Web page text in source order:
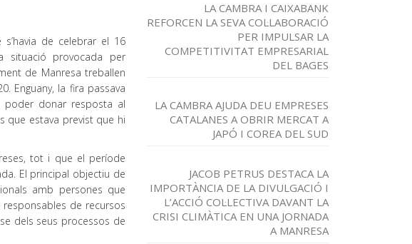
de celebrar el 16
situació provocada per
de Manresa treballen
Enguany, la fira passava
poder donar resposta al
que estava previst que hi
tot i que el període
El principal objectiu de
amb persones que
de recursos
dels seus processos de
LA CAMBRA I CAIXABANK
REFORCEN LA SEVA COL·LABORACIÓ
PER IMPULSAR LA
COMPETITIVITAT EMPRESARIAL
DEL BAGES
LA CAMBRA AJUDA DEU EMPRESES
CATALANES A OBRIR MERCAT A
JAPÓ I COREA DEL SUD
JACOB PETRUS DESTACA LA
IMPORTÀNCIA DE LA DIVULGACIÓ I
L’ACCIÓ COL·LECTIVA DAVANT LA
CRISI CLIMÀTICA EN UNA JORNADA
A MANRESA